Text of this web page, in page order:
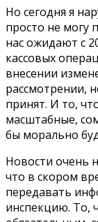
Но сегодня я
просто не могу
нас ожидают с
кассовых
внесении
рассмотрении,
принят. И то,
масштабные,
бы морально
Новости очень
что в скором
передавать
инспекцию. То,